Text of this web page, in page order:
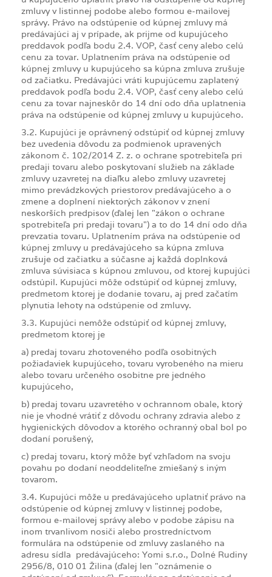
zmluvy v listinnej podobe alebo formou e-mailovej
správy. Právo na odstúpenie od kúpnej zmluvy má
predávajúci aj v prípade, ak prijme od kupujúceho
preddavok podľa bodu 2.4. VOP, časť ceny alebo celú
cenu za tovar. Uplatnením práva na odstúpenie od
kúpnej zmluvy u kupujúceho sa kúpna zmluva zrušuje
od začiatku. Predávajúci vráti kupujúcemu zaplatený
preddavok podľa bodu 2.4. VOP, časť ceny alebo celú
cenu za tovar najneskôr do 14 dní odo dňa uplatnenia
práva na odstúpenie od kúpnej zmluvy u kupujúceho.
3.2. Kupujúci je oprávnený odstúpiť od kúpnej zmluvy
bez uvedenia dôvodu za podmienok upravených
zákonom č. 102/2014 Z. z. o ochrane spotrebiteľa pri
predaji tovaru alebo poskytovaní služieb na základe
zmluvy uzavretej na diaľku alebo zmluvy uzavretej
mimo prevádzkových priestorov predávajúceho a o
zmene a doplnení niektorých zákonov v znení
neskorších predpisov (ďalej len "zákon o ochrane
spotrebiteľa pri predaji tovaru") a to do 14 dní odo dňa
prevzatia tovaru. Uplatnením práva na odstúpenie od
kúpnej zmluvy u predávajúceho sa kúpna zmluva
zrušuje od začiatku a súčasne aj každá doplnková
zmluva súvisiaca s kúpnou zmluvou, od ktorej kupujúci
odstúpil. Kupujúci môže odstúpiť od kúpnej zmluvy,
predmetom ktorej je dodanie tovaru, aj pred začatím
plynutia lehoty na odstúpenie od zmluvy.
3.3. Kupujúci nemôže odstúpiť od kúpnej zmluvy,
predmetom ktorej je
a) predaj tovaru zhotoveného podľa osobitných
požiadaviek kupujúceho, tovaru vyrobeného na mieru
alebo tovaru určeného osobitne pre jedného
kupujúceho,
b) predaj tovaru uzavretého v ochrannom obale, ktorý
nie je vhodné vrátiť z dôvodu ochrany zdravia alebo z
hygienických dôvodov a ktorého ochranný obal bol po
dodaní porušený,
c) predaj tovaru, ktorý môže byť vzhľadom na svoju
povahu po dodaní neoddeliteľne zmiešaný s iným
tovarom.
3.4. Kupujúci môže u predávajúceho uplatniť právo na
odstúpenie od kúpnej zmluvy v listinnej podobe,
formou e-mailovej správy alebo v podobe zápisu na
inom trvanlivom nosiči alebo prostredníctvom
formulára na odstúpenie od zmluvy zaslaného na
adresu sídla predávajúceho: Yomi s.r.o., Dolné Rudiny
2956/8, 010 01 Žilina (ďalej len "oznámenie o